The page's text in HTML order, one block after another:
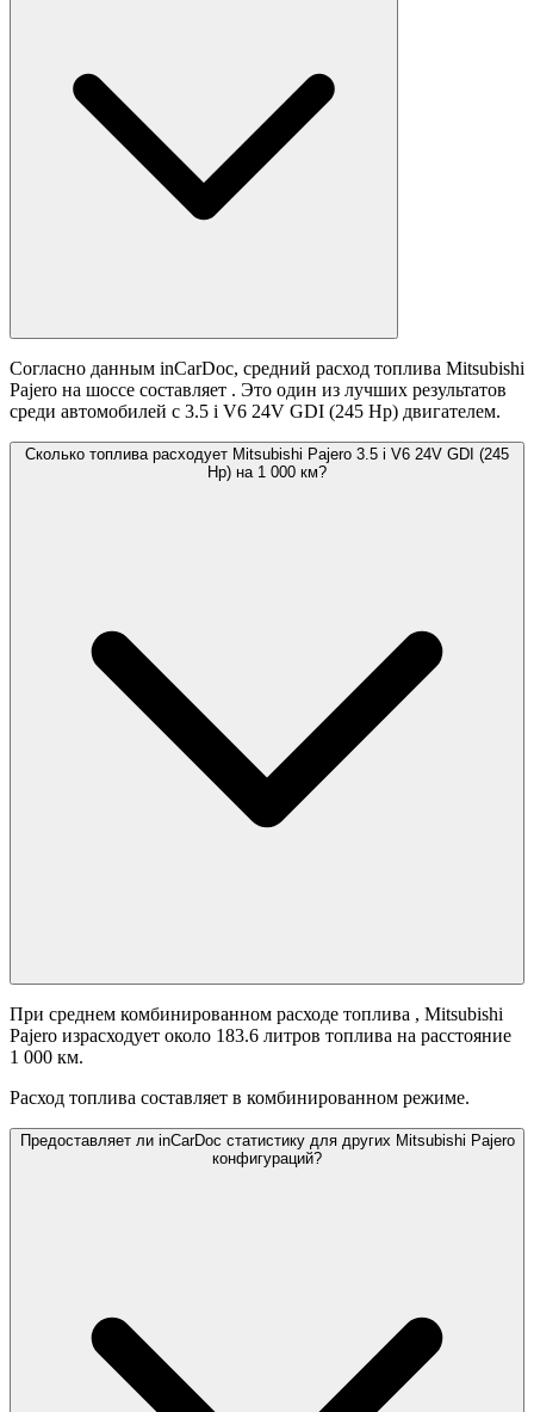
Согласно данным inCarDoc, средний расход топлива Mitsubishi
Pajero на шоссе составляет . Это один из лучших результатов
среди автомобилей с 3.5 i V6 24V GDI (245 Hp) двигателем.
Сколько топлива расходует Mitsubishi Pajero 3.5 i V6 24V GDI (245
Hp) на 1 000 км?
При среднем комбинированном расходе топлива , Mitsubishi
Pajero израсходует около 183.6 литров топлива на расстояние
1 000 км.
Расход топлива составляет в комбинированном режиме.
Предоставляет ли inCarDoc статистику для других Mitsubishi Pajero
конфигураций?